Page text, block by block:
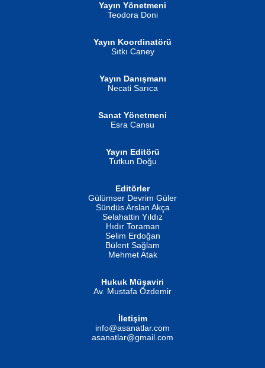
İSMAİL OKUTAN
Erkeklerin Kahrolması Ne Demektir
Evvel Zaman Tanrıçası...
Yayın Yönetmeni
Teodora Doni
Yayın Koordinatörü
Sıtkı Caney
Yayın Danışmanı
Necati Sarıca
Sanat Yönetmeni
Esra Cansu
Yayın Editörü
Tutkun Doğu
Editörler
Gülümser Devrim Güler
Sündüs Arslan Akça
Selahattin Yıldız
Hıdır Toraman
Selim Erdoğan
Bülent Sağlam
Mehmet Atak
Hukuk Müşaviri
Av. Mustafa Özdemir
İletişim
info@asanatlar.com
asanatlar@gmail.com